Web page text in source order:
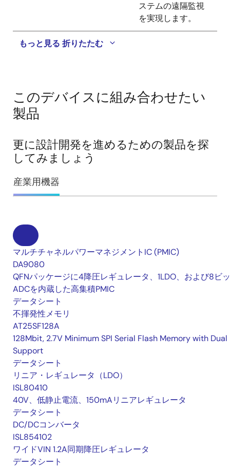
ステムの遠隔監視
を実現します。
もっと見る 折りたたむ
このデバイスに組み合わせたい
製品
更に設計開発を進めるための製品を探
してみましょう
産業用機器
マルチチャネルパワーマネジメントIC (PMIC)
DA9080
QFNパッケージに4降圧レギュレータ、1LDO、および8ビ
ADCを内蔵した高集積PMIC
データシート
不揮発性メモリ
AT25SF128A
128Mbit, 2.7V Minimum SPI Serial Flash Memory with Dual
Support
データシート
リニア・レギュレータ（LDO）
ISL80410
40V、低静止電流、150mAリニアレギュレータ
データシート
DC/DCコンバータ
ISL854102
ワイドVIN 1.2A同期降圧レギュレータ
データシート